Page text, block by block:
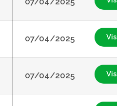
07/04/2025
07/04/2025